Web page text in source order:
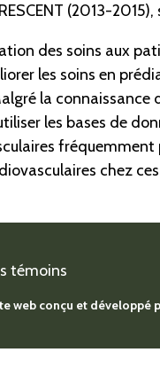
(2013-
des soins aux
les soins en
la
les bases de
chez
témoins
web conçu et développé